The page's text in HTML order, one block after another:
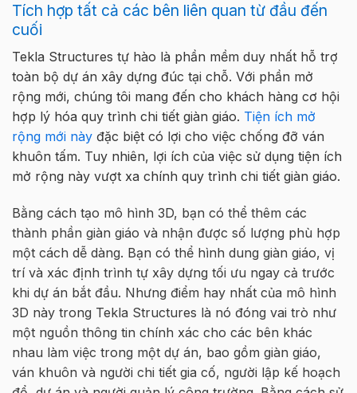
Tích hợp tất cả các bên liên quan từ đầu đến
cuối
Tekla Structures tự hào là phần mềm duy nhất hỗ trợ
toàn bộ dự án xây dựng đúc tại chỗ. Với phần mở
rộng mới, chúng tôi mang đến cho khách hàng cơ hội
hợp lý hóa quy trình chi tiết giàn giáo. Tiện ích mở
rộng mới này đặc biệt có lợi cho việc chống đỡ ván
khuôn tấm. Tuy nhiên, lợi ích của việc sử dụng tiện ích
mở rộng này vượt xa chính quy trình chi tiết giàn giáo.
Bằng cách tạo mô hình 3D, bạn có thể thêm các
thành phần giàn giáo và nhận được số lượng phù hợp
một cách dễ dàng. Bạn có thể hình dung giàn giáo, vị
trí và xác định trình tự xây dựng tối ưu ngay cả trước
khi dự án bắt đầu. Nhưng điểm hay nhất của mô hình
3D này trong Tekla Structures là nó đóng vai trò như
một nguồn thông tin chính xác cho các bên khác
nhau làm việc trong một dự án, bao gồm giàn giáo,
ván khuôn và người chi tiết gia cố, người lập kế hoạch